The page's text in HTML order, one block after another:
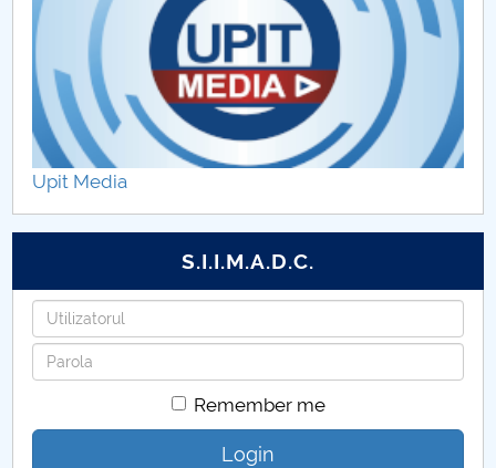
Upit Media
S.I.I.M.A.D.C.
Username
Password
Remember me
Login